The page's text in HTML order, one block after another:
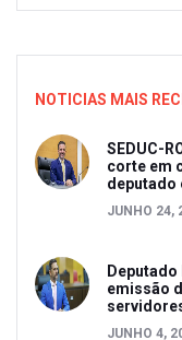
NOTICIAS MAIS
SEDUC-
corte em
deputado
JUNHO 24,
emissão
JUNHO 4,